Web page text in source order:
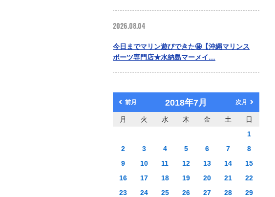
2026.08.04
今日までマリン遊びできた🤩【沖縄マリンス
ポーツ専門店★水納島マーメイ…
前月 2018年7月 次月
月 火 水 木 金 土
日
1
2
3 4 5 6 7
8
9
10 11 12 13 14
15
16
17 18 19 20 21
22
23
24 25 26 27 28
29